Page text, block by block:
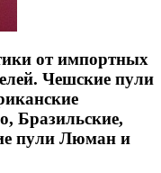
от импортных
Чешские пули
Бразильские,
пули Люман и